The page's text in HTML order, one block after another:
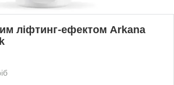
ліфтинг-ефектом Arkana